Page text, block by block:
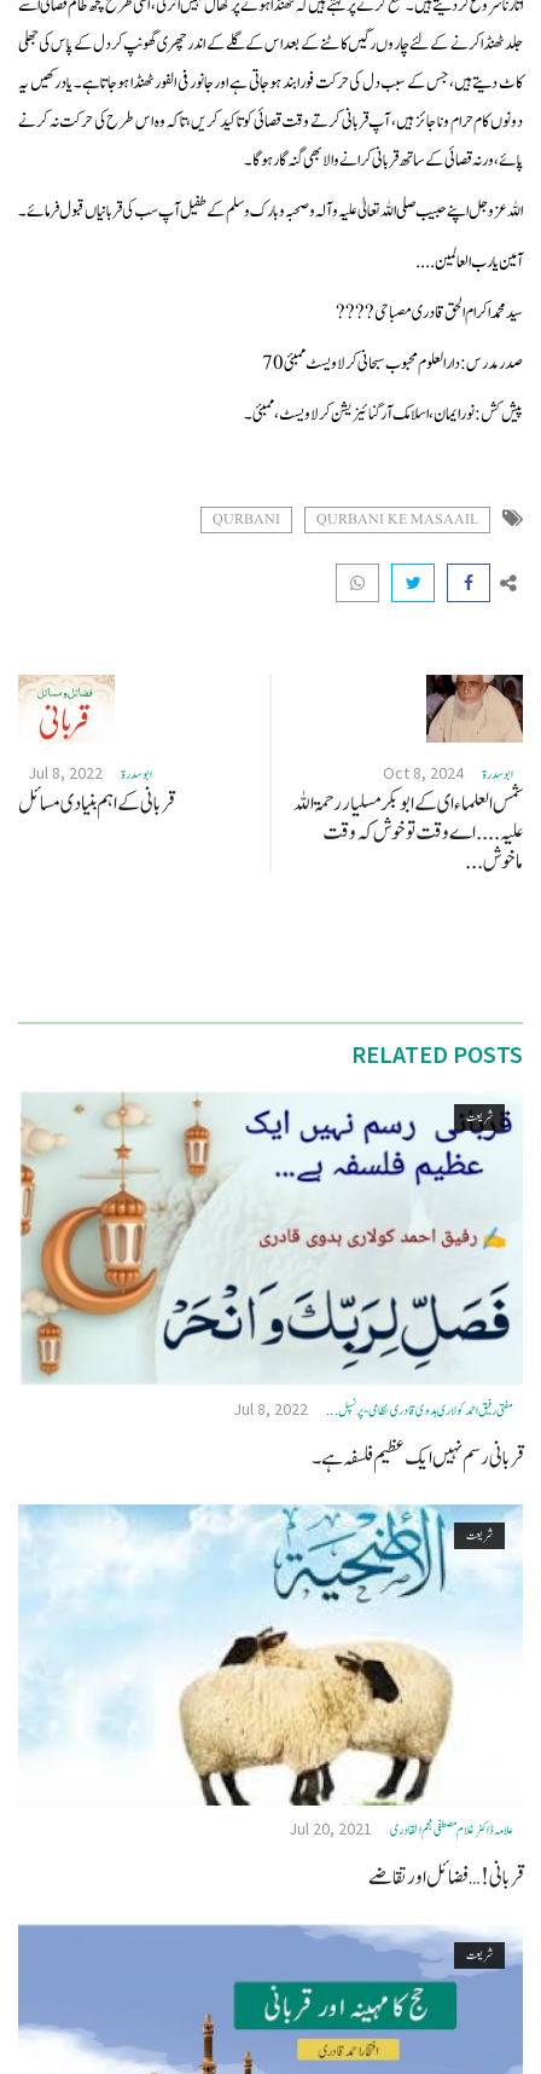
جلد ٹھنڈا کرنے کے لئے چاروں رگیں کاٹنے کے بعد اس کے گلے کے اندر چھری گھونپ کر دل کے پاس کی جھلی
کاٹ دیتے ہیں، جس کے سبب دل کی حرکت فورا بند ہو جاتی ہے اور جانورفی الفور ٹھنڈا ہو جا تا ہے۔ یا درکھیں یہ
دونوں کام حرام و نا جائز ہیں ، آپ قربانی کرتے وقت قصائی کو تاکید کر یں، تا کہ وہ اس طرح کی حرکت نہ کرنے
پائے، ورنہ قصائی کے ساتھ قربانی کرانے والا بھی گنہ گار ہوگا۔
اللہ عز وجل اپنے حبیب صلی اللہ تعالیٰ علیہ وآلہ و صحبہ وبارک وسلم کے طفیل آپ سب کی قربانیاں قبول فرمائے ۔
آمین یا رب العالمین....
سید محمد اکرام الحق قادری مصباحی????️
صدر مدرس : دارالعلوم محبوب سبحانی کرلا ویسٹ ممبئی 70
پیش کش : نورا یمان ، اسلامک آرگنائیزیشن کر لاویسٹ ، ممبئی ۔
QURBANI KE MASAAIL
QURBANI
ابو سدرة Oct 8, 2024
شمس العلماء ای کے ابو بکر مسلیار رحمۃ اللہ
علیہ .... اے وقت تو خوش کہ وقت
ماخوش...
ابو سدرة Jul 8, 2022
قربانی کے اہم بنیادی مسائل
RELATED POSTS
شریعت
مفتی رفیق احمد کولاری ہدوی قادری نظامی- پرنسپل ... Jul 8, 2022
قربانی رسم نہیں ایک عظیم فلسفہ ہے۔
شریعت
علامہ ڈاکٹر غلام مصطفی نجم القادری Jul 20, 2021
قربانی! … فضائل اور تقاضے
شریعت